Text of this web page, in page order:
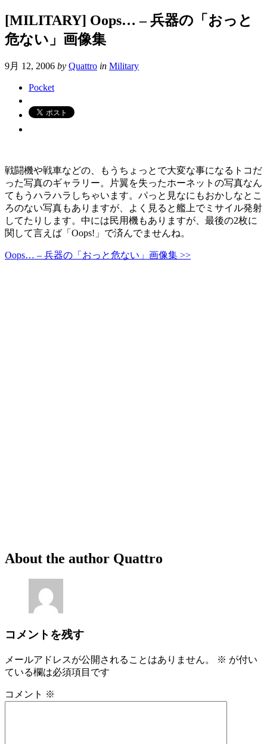
[MILITARY] Oops… – 兵器の「おっと
危ない」画像集
9月 12, 2006 by Quattro in Military
Pocket
戦闘機や戦車などの、もうちょっとで大変な事になるトコだ
った写真のギャラリー。片翼を失ったホーネットの写真なん
てもうハラハラしちゃいます。パっと見なにもおかしなとこ
ろのない写真もありますが、よく見ると艦上でミサイル発射
してたりします。中には民用機もありますが、最後の2枚に
関して言えば「Oops!」で済んでませんね。
Oops… – 兵器の「おっと危ない」画像集 >>
About the author Quattro
コメントを残す
メールアドレスが公開されることはありません。 ※ が付い
ている欄は必須項目です
コメント ※